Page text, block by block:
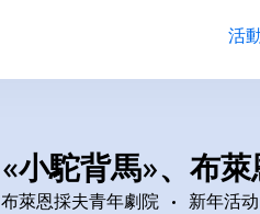
活
«小駝背馬»、布
布萊恩採夫青年劇院 新年活动